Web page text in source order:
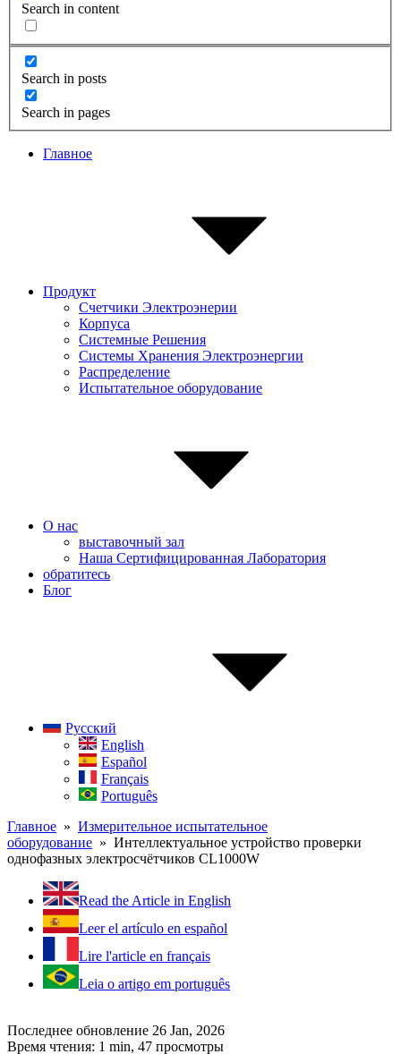
Search in content
Search in posts
Search in pages
Главное
Продукт
Счетчики Электроэнерии
Корпуса
Системные Pешения
Системы Хранения Электроэнергии
Распределение
Испытательное оборудование
О нас
выставочный зал
Наша Сертифицированная Лаборатория
обратитесь
Блог
Русский
English
Español
Français
Português
Главное » Измерительное испытательное
оборудование » Интеллектуальное устройство проверки
однофазных электросчётчиков CL1000W
Read the Article in English
Leer el artículo en español
Lire l'article en français
Leia o artigo em português
Последнее обновление 26 Jan, 2026
Время чтения: 1 min, 47 просмотры